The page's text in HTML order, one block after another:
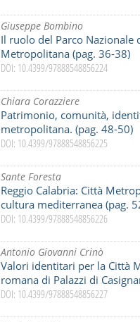
Giuseppe Bombino
Il ruolo del Parco Nazionale
Metropolitana (pag. 36-38)
DOI: 10.4399/97888548856224
Chiara Corazziere
Patrimonio, comunità,
metropolitana. (pag. 48-50)
DOI: 10.4399/97888548856225
Sante Foresta
Reggio Calabria: Città
cultura mediterranea (pag.
DOI: 10.4399/97888548856226
Antonio Giovanni Crinò
Valori identitari per la Città
romana di Palazzi di
DOI: 10.4399/97888548856227